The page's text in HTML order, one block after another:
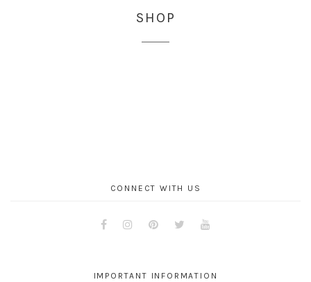
SHOP
CONNECT WITH US
FacebookInstagramPinterestTwitter
IMPORTANT INFORMATION